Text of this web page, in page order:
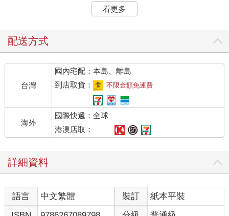
交易。在Mt. Gox的鼎盛時期，全球80%的比特幣交易都是透過該
的開發工程師傑德．麥卡勒布（Jed McCaleb）。他在2007年註
Online eXchange的縮寫，名稱源自專為卡牌遊戲《魔法風雲會》
（Magic: The Gathering，簡稱《魔風》）設計的卡牌同好集換平
臺，一個僅運作了幾個月便關站的網站。
也許你們想知道什麼是《魔法風雲會》？
請容我稍作解釋。這個網站和比特幣也許沒有直接關係，卻和比
特幣的發行及幾位先驅有所關聯。魔法卡牌最初也是比特幣信徒
間的共同點之一（羅傑．維爾在青少年時期曾參與電競賽事）。
市（我在同一年展開記者生涯），是一種策略對戰的卡牌遊戲，
也是最早的「收集與對戰」遊戲。
《魔風》最少由兩位玩家對戰，但一般會有三人以上進行。參與
遊戲的玩家都是魔法師，任務是使用各種法術和神器擊敗遇到的
生物。卡牌上的圖案以經典奇幻生物（仙子、半獸人等）和神話
看更多
配送方式
台灣
國內宅配：本島、離島
到店取貨：
不限金額免運費
海外
國際快遞：全球
港澳店取：
詳細資料
語言 中文繁體 裝訂
紙本平裝